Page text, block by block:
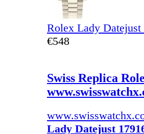
Rolex Lady Datejust
€548
Swiss Replica
Lady Datejust